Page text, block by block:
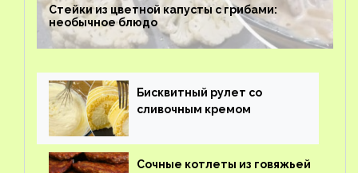
Стейки из цветной капусты с грибами:
необычное блюдо
Бисквитный рулет со
сливочным кремом
Сочные котлеты из говяжьей